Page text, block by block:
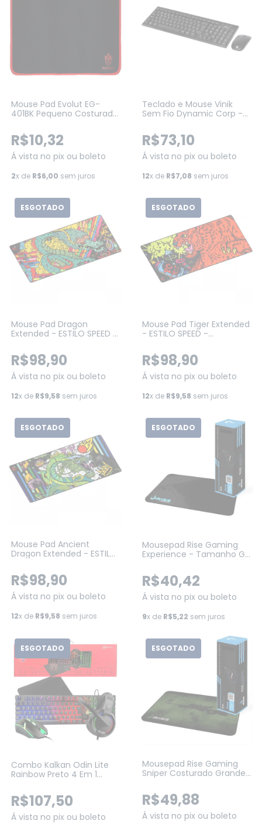
Mouse Pad Evolut EG-
401BK Pequeno Costurado
R$10,32
Á vista no pix ou boleto
2x de R$6,00 sem juros
Teclado e Mouse Vinik
Sem Fio Dynamic Corp -
(CMW200)
R$73,10
Á vista no pix ou boleto
12x de R$7,08 sem juros
ESGOTADO
Mouse Pad Dragon
Extended - ESTILO SPEED -
R$98,90
Á vista no pix ou boleto
12x de R$9,58 sem juros
ESGOTADO
Mouse Pad Tiger Extended
- ESTILO SPEED -
R$98,90
Á vista no pix ou boleto
12x de R$9,58 sem juros
ESGOTADO
Mouse Pad Ancient
Dragon Extended - ESTILO
(PMA90X42)
R$98,90
Á vista no pix ou boleto
12x de R$9,58 sem juros
ESGOTADO
Mousepad Rise Gaming
Experience - Tamanho G
R$40,42
Á vista no pix ou boleto
9x de R$5,22 sem juros
ESGOTADO
Combo Kalkan Odin Lite
Rainbow Preto 4 Em 1
Headset + Mousepad
(KLK00060)
R$107,50
Á vista no pix ou boleto
ESGOTADO
Mousepad Rise Gaming
Sniper Costurado Grande
R$49,88
Á vista no pix ou boleto